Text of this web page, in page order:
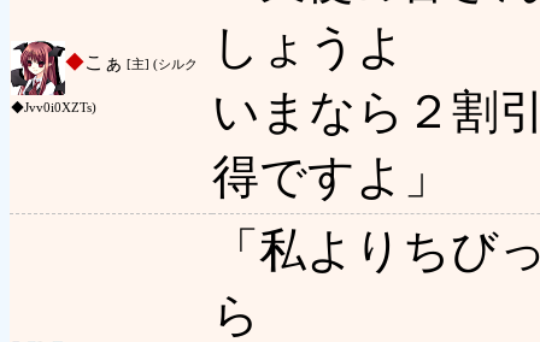
◆こぁ [主] (シルク
◆Jvv0i0XZTs)
しょうよ
いまなら２割
得ですよ」
「私よりちび
ら